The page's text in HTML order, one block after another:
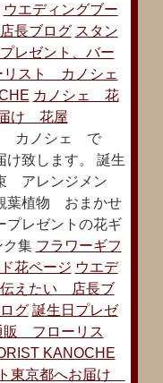
ウエディングブー
長ブログ スタン
レゼント、バー
リスト カノシェ
カノシェ 花
け 花屋
カノシェ で
致します。 誕生
アレンジメン
葉植物 おまかせ
プレゼントの花ギ
集 フラワーギフ
花ページ ウエデ
伝えたい 店長ブ
グ 誕生日プレゼ
販 フローリス
KANOCHE
東京都へお届け